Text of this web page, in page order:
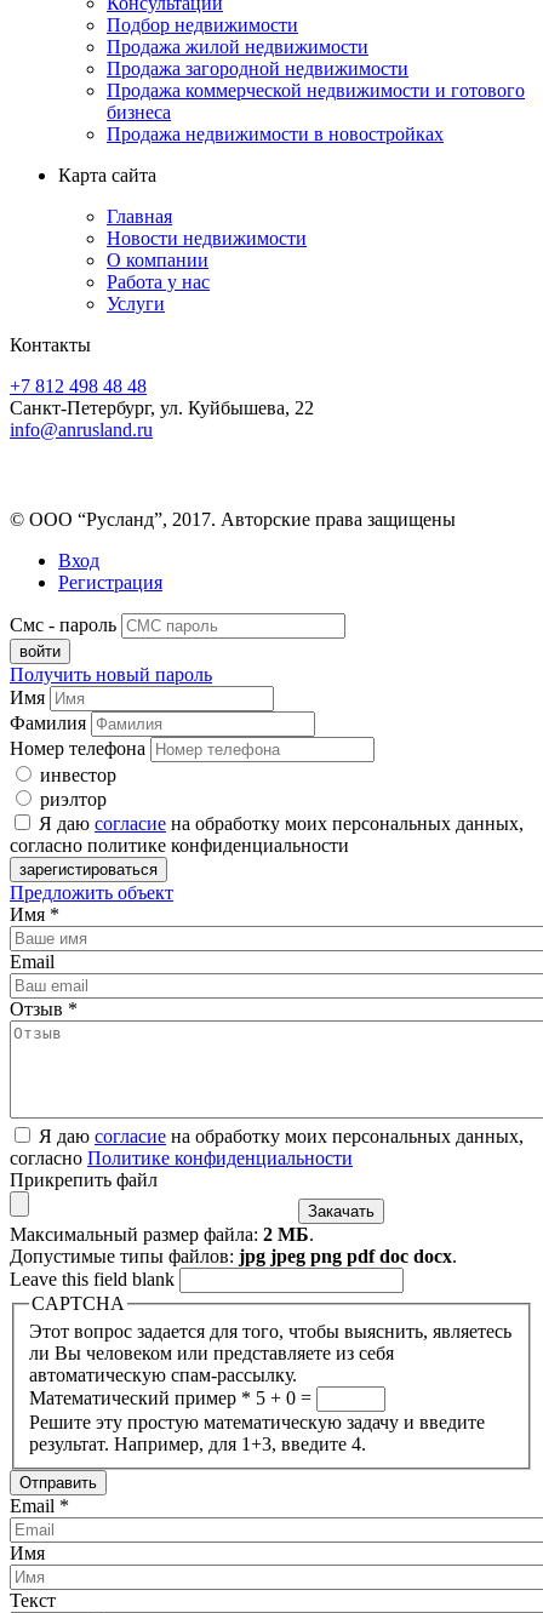
Подбор недвижимости
Продажа жилой недвижимости
Продажа загородной недвижимости
Продажа коммерческой недвижимости и готового
бизнеса
Продажа недвижимости в новостройках
Карта сайта
Главная
Новости недвижимости
О компании
Работа у нас
Услуги
Контакты
+7 812 498 48 48
Санкт-Петербург, ул. Куйбышева, 22
info@anrusland.ru
© ООО “Русланд”, 2017. Авторские права защищены
Вход
Регистрация
Смс - пароль
Получить новый пароль
Имя
Фамилия
Номер телефона
инвестор
риэлтор
Я даю согласие на обработку моих персональных данных,
согласно политике конфиденциальности
Предложить объект
Имя *
Email
Отзыв *
Я даю согласие на обработку моих персональных данных,
согласно Политике конфиденциальности
Прикрепить файл
Максимальный размер файла: 2 МБ.
Допустимые типы файлов: jpg jpeg png pdf doc docx.
Leave this field blank
CAPTCHA
Этот вопрос задается для того, чтобы выяснить, являетесь
ли Вы человеком или представляете из себя
автоматическую спам-рассылку.
Математический пример * 5 + 0 =
Решите эту простую математическую задачу и введите
результат. Например, для 1+3, введите 4.
Email *
Имя
Текст